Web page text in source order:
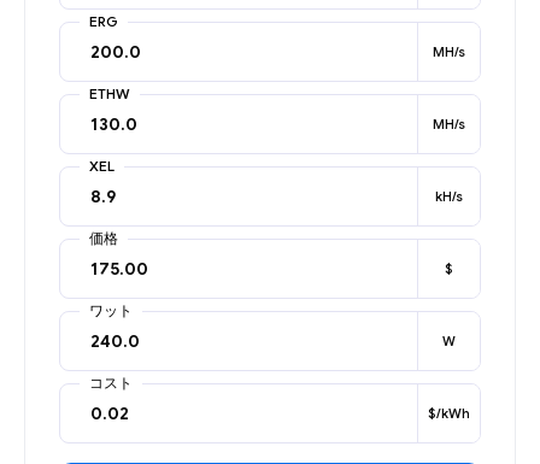
ERG
MH/s
ETHW
MH/s
XEL
kH/s
価格
$
ワット
W
コスト
$/kWh